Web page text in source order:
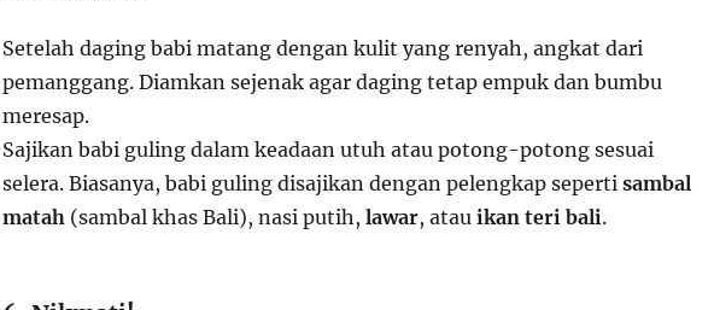
Setelah daging babi matang dengan kulit yang renyah, angkat dari
pemanggang. Diamkan sejenak agar daging tetap empuk dan bumbu
meresap.
Sajikan babi guling dalam keadaan utuh atau potong-potong sesuai
selera. Biasanya, babi guling disajikan dengan pelengkap seperti sambal
matah (sambal khas Bali), nasi putih, lawar, atau ikan teri bali.